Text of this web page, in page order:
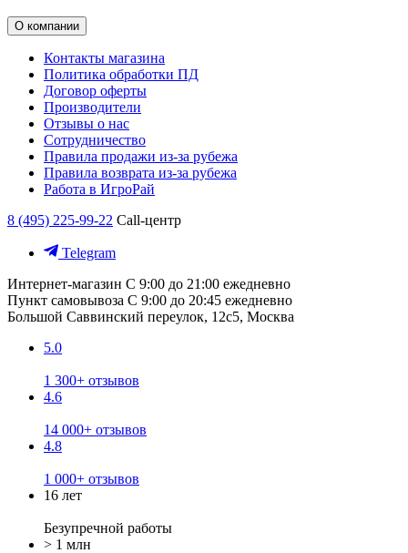
О компании
Контакты магазина
Политика обработки ПД
Договор оферты
Производители
Отзывы о нас
Сотрудничество
Правила продажи из-за рубежа
Правила возврата из-за рубежа
Работа в ИгроРай
8 (495) 225-99-22 Call-центр
Telegram
Интернет-магазин С 9:00 до 21:00 ежедневно
Пункт самовывоза С 9:00 до 20:45 ежедневно
Большой Саввинский переулок, 12с5, Москва
5.0
1 300+ отзывов
4.6
14 000+ отзывов
4.8
1 000+ отзывов
16 лет
Безупречной работы
> 1 млн